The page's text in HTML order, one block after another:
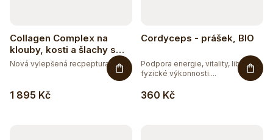
Collagen Complex na
klouby, kosti a šlachy s
příchutí mango-maracuja
1 895 Kč
Nová vylepšená recpeptura -...
Cordyceps - prášek, BIO
360 Kč
Podpora energie, vitality, libida,
fyzické výkonnosti....